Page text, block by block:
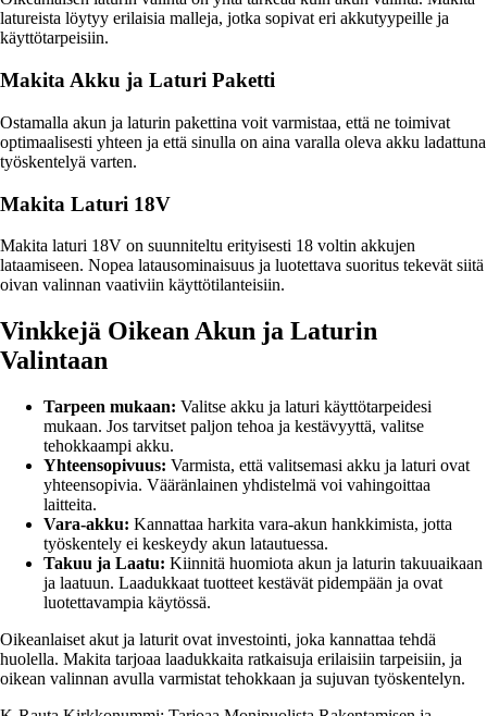
latureista löytyy erilaisia malleja, jotka sopivat eri akkutyypeille ja
käyttötarpeisiin.
Makita Akku ja Laturi Paketti
Ostamalla akun ja laturin pakettina voit varmistaa, että ne toimivat
optimaalisesti yhteen ja että sinulla on aina varalla oleva akku ladattuna
työskentelyä varten.
Makita Laturi 18V
Makita laturi 18V on suunniteltu erityisesti 18 voltin akkujen
lataamiseen. Nopea latausominaisuus ja luotettava suoritus tekevät siitä
oivan valinnan vaativiin käyttötilanteisiin.
Vinkkejä Oikean Akun ja Laturin
Valintaan
Tarpeen mukaan: Valitse akku ja laturi käyttötarpeidesi
mukaan. Jos tarvitset paljon tehoa ja kestävyyttä, valitse
tehokkaampi akku.
Yhteensopivuus: Varmista, että valitsemasi akku ja laturi ovat
yhteensopivia. Vääränlainen yhdistelmä voi vahingoittaa
laitteita.
Vara-akku: Kannattaa harkita vara-akun hankkimista, jotta
työskentely ei keskeydy akun latautuessa.
Takuu ja Laatu: Kiinnitä huomiota akun ja laturin takuuaikaan
ja laatuun. Laadukkaat tuotteet kestävät pidempään ja ovat
luotettavampia käytössä.
Oikeanlaiset akut ja laturit ovat investointi, joka kannattaa tehdä
huolella. Makita tarjoaa laadukkaita ratkaisuja erilaisiin tarpeisiin, ja
oikean valinnan avulla varmistat tehokkaan ja sujuvan työskentelyn.